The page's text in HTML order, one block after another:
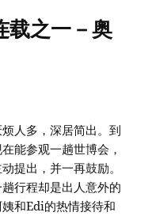
载之一－奥
人多，深居简出。到
能参观一趟世博会，
提出，并一再鼓励。
行程却是出人意外的
和Edi的热情接待和